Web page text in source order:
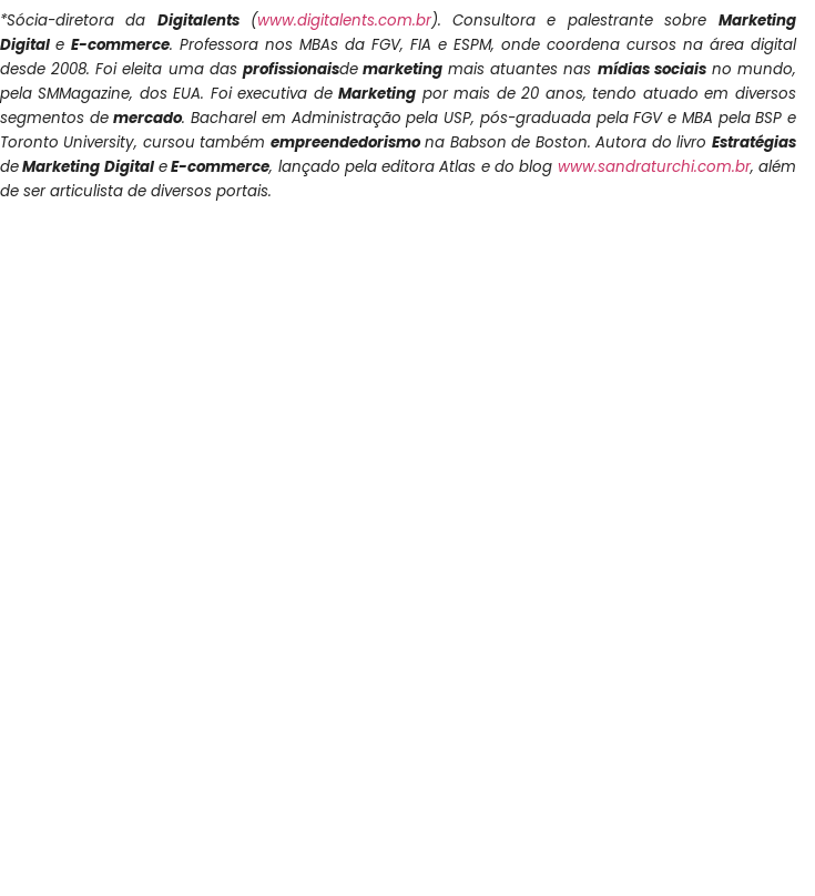
*Sócia-diretora da Digitalents (www.digitalents.com.br). Consultora e palestrante sobre Marketing
Digital e E-commerce. Professora nos MBAs da FGV, FIA e ESPM, onde coordena cursos na área digital
desde 2008. Foi eleita uma das profissionaisdemarketingmais atuantes nas mídias sociaisno mundo,
pela SMMagazine, dos EUA. Foi executiva deMarketing por mais de 20 anos, tendo atuado em diversos
segmentos demercado. Bacharel em Administração pela USP, pós-graduada pela FGV e MBA pela BSP e
Toronto University, cursou também empreendedorismona Babson de Boston. Autora do livro Estratégias
deMarketing DigitaleE-commerce, lançado pela editora Atlas e do blog www.sandraturchi.com.br, além
de ser articulista de diversos portais.